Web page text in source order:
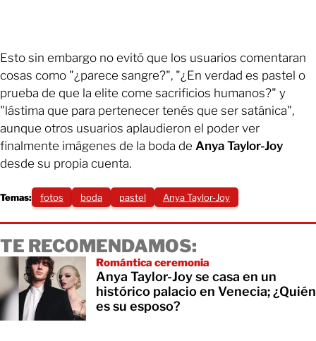
Esto sin embargo no evitó que los usuarios comentaran
cosas como "¿parece sangre?", "¿En verdad es pastel o
prueba de que la elite come sacrificios humanos?" y
"lástima que para pertenecer tenés que ser satánica",
aunque otros usuarios aplaudieron el poder ver
finalmente imágenes de la boda de Anya Taylor-Joy
desde su propia cuenta.
Temas: fotos boda pastel Anya Taylor-Joy
TE RECOMENDAMOS:
Romántica ceremonia
Anya Taylor-Joy se casa en un
histórico palacio en Venecia; ¿Quién
es su esposo?